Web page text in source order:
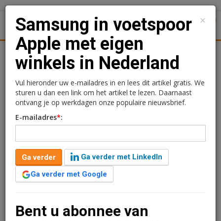
Nieuws Uitgelicht Achtergronden Woningmarkt
Samsung in voetspoor
Apple met eigen winkels
in Nederland
Rogier Hentenaar
5 april 2019 om 13:02
1 minuut leestijd
Samsung opent binnenkort de deuren van zijn eerste
nieuwste mobiele innovaties van Samsung kun
×
Samsung in voetspoor
Apple met eigen
winkels in Nederland
Vul hieronder uw e-mailadres in en lees dit artikel gratis. We
sturen u dan een link om het artikel te lezen. Daarnaast
ontvang je op werkdagen onze populaire nieuwsbrief.
E-mailadres*:
Ga verder
Ga verder met LinkedIn
Ga verder met Google
Bent u abonnee van